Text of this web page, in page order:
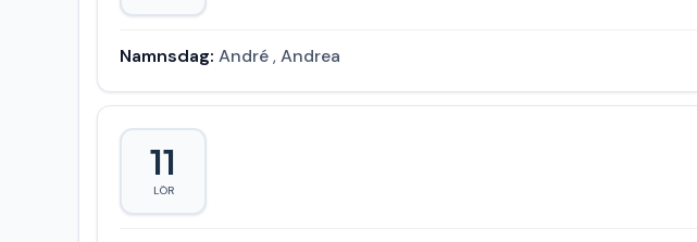
Namnsdag: André,Andrea
11
LÖR